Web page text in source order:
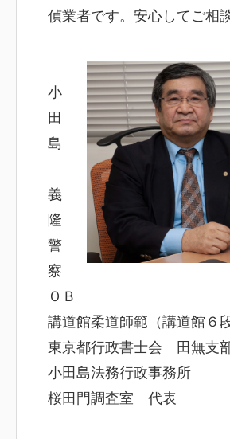
偵業者です。安心してご相
小
田
島
義
隆
警
察
ＯＢ
講道館柔道師範（講道館６段
東京都行政書士会 田無支
小田島法務行政事務所
桜田門調査室 代表